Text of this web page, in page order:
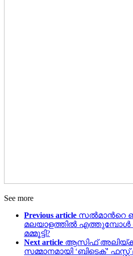
See more
Previous article സൽമാന്‍റെ
മലയാളത്തിൽ
മമ്മൂട്ടി?
Next article ആസിഫ് അലിയ്ക്ക്
സമ്മാനമായി ‘ബിടെക്’